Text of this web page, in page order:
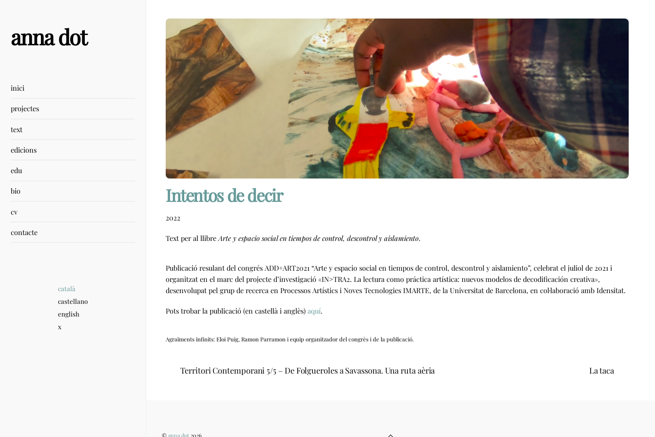
anna dot
inici
projectes
text
edicions
edu
bio
cv
contacte
català
castellano
english
x
Intentos de decir
2022
Text per al llibre Arte y espacio social en tiempos de control, descontrol y aislamiento.
Publicació resulant del congrés ADD+ART2021 “Arte y espacio social en tiempos de control, descontrol y aislamiento”, celebrat el juliol de 2021 i
organitzat en el marc del projecte d’investigació «IN>TRA2. La lectura como práctica artística: nuevos modelos de decodificación creativa»,
desenvolupat pel grup de recerca en Processos Artístics i Noves Tecnologies IMARTE, de la Universitat de Barcelona, en col·laboració amb Idensitat.
Pots trobar la publicació (en castellà i anglès) aquí.
Agraïments infinits: Eloi Puig, Ramon Parramon i equip organitzador del congrès i de la publicació.
Territori Contemporani 5/5 – De Folgueroles a Savassona. Una ruta aèria La taca
Back
©anna dot 2026